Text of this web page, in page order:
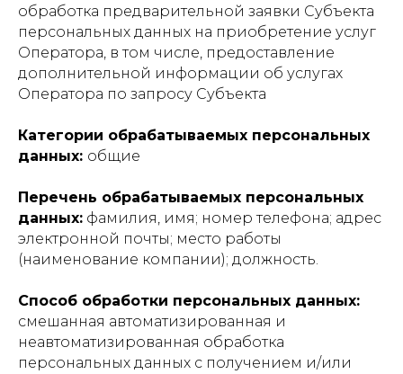
обработка предварительной заявки Субъекта
персональных данных на приобретение услуг
Оператора, в том числе, предоставление
дополнительной информации об услугах
Оператора по запросу Субъекта
Категории обрабатываемых персональных
данных: общие
Перечень обрабатываемых персональных
данных: фамилия, имя; номер телефона; адрес
электронной почты; место работы
(наименование компании); должность.
Способ обработки персональных данных:
смешанная автоматизированная и
неавтоматизированная обработка
персональных данных с получением и/или